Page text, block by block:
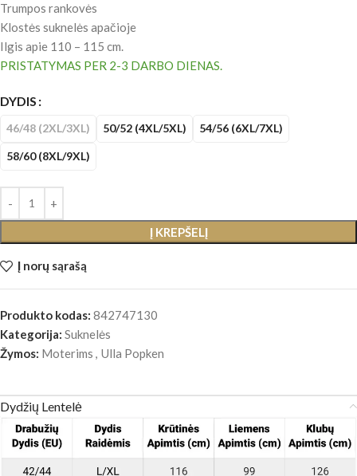
Trumpos rankovės
Klostės suknelės apačioje
Ilgis apie 110 – 115 cm.
PRISTATYMAS PER 2-3 DARBO DIENAS.
DYDIS
46/48 (2XL/3XL) 50/52 (4XL/5XL) 54/56 (6XL/7XL)
58/60 (8XL/9XL)
Į KREPŠELĮ
Į norų sąrašą
Produkto kodas: 842747130
Kategorija: Suknelės
Žymos: Moterims Ulla Popken
Dydžių Lentelė